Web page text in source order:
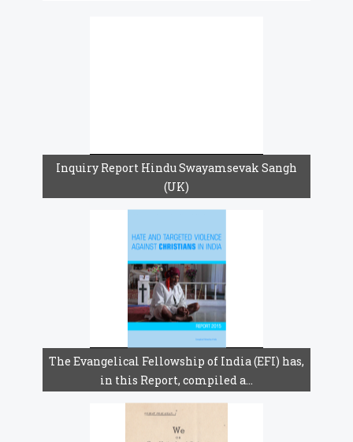
Inquiry Report Hindu Swayamsevak Sangh
(UK)
The Evangelical Fellowship of India (EFI) has,
in this Report, compiled a...